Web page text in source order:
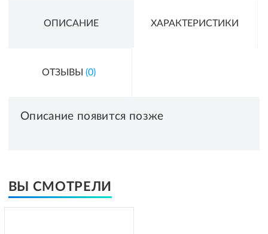
ОПИСАНИЕ ХАРАКТЕРИСТИКИ
ОТЗЫВЫ (0)
Описание появится позже
ВЫ СМОТРЕЛИ